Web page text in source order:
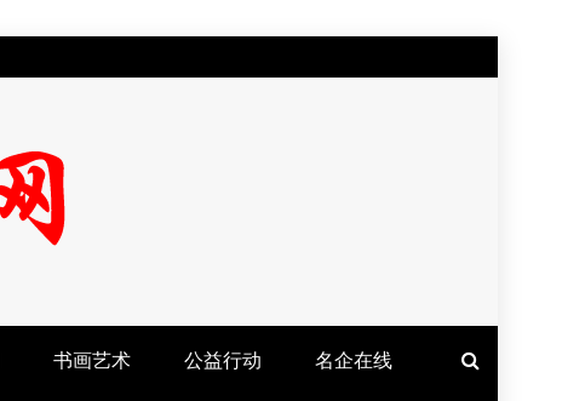
书画艺术 公益行动 名企在线